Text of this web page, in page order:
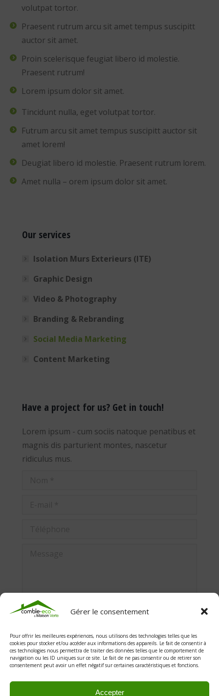
Gérer le consentement
Pour offrir les meilleures expériences, nous utilisons des technologies telles que les
cookies pour stocker et/ou accéder aux informations des appareils. Le fait de consentir à
ces technologies nous permettra de traiter des données telles que le comportement de
navigation ou les ID uniques sur ce site. Le fait de ne pas consentir ou de retirer son
consentement peut avoir un effet négatif sur certaines caractéristiques et fonctions.
Accepter
volutpat tortor.
Praesent rutrum arcu sit amet tempus suscipitt
auctor sit amet.
Proin scelerisque feugiat libero id molestie.
Praesent rutrum!
Lorem ipsum dolor sit amet.
Tincidunt nulla, eget volutpat tortor.
Futrum arcu sit amet tempus suscipitt auctor sit
amet lorem!
Deugiat libero id molestie. Praesent rutrum lorem.
Amet nulla – orem ipsum dolor sit amet.
Our services
Isolation Murs Exterieurs (ITE)
Graphic Design
Video & Photography
Branding & Rebranding
Social Media Marketing
Content Marketing
Have a project for us? Get in touch!
Lorem ipsum - cum sociis natoque penatibus et
magnis dis parturient montes, nascetur
ridiculus mus.